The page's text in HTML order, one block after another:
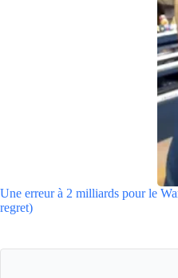
Une erreur à 2 milliards pour le
regret)